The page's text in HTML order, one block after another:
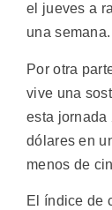
el jueves a
una semana.
Por otra
vive una
esta jornada
dólares en
menos de
El índice de